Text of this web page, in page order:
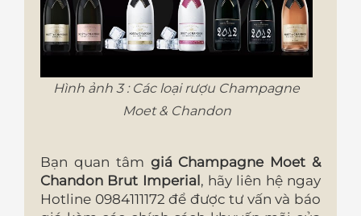
Hình ảnh 3 : Các loại rượu Champagne
Moet & Chandon
Bạn quan tâm giá Champagne Moet &
Chandon Brut Imperial , hãy liên hệ ngay
Hotline 0984111172 để được tư vấn và báo